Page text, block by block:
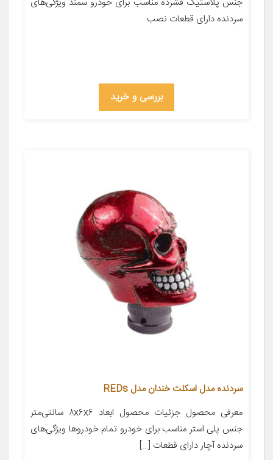
سردنده دارای قطعات نصب
بررسی و خرید
سردنده مدل اسکلت خندان مدل REDs
معرفی محصول جزئیات محصول ابعاد ۸x۶x۶ سانتی‌متر
جنس پلی استر مناسب برای خودرو تمام خودروها ویژگی‌های
سردنده آچار دارای قطعات […]